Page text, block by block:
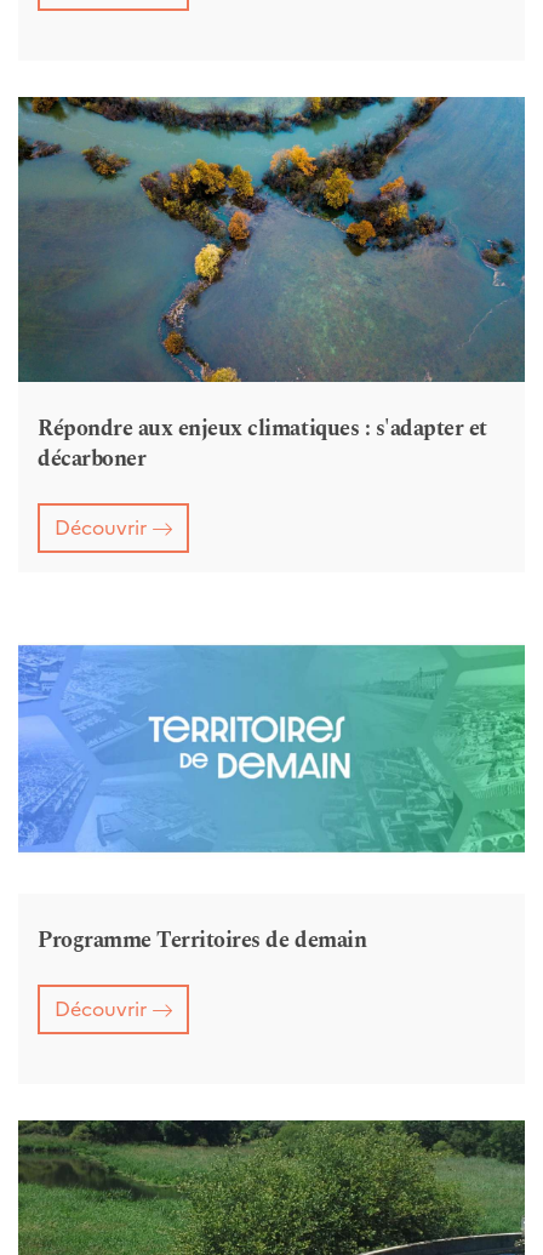
Répondre aux enjeux climatiques : s'adapter et
décarboner
Découvrir
Programme Territoires de demain
Découvrir